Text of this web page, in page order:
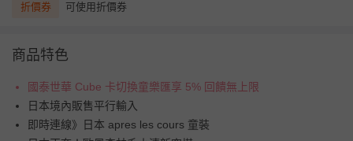
折價券 可使用折價券
商品特色
國泰世華 Cube 卡切換童樂匯享 5% 回饋無上限
日本境內販售平行輸入
即時連線》日本 apres les cours 童裝